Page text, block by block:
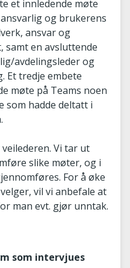
et innledende møte
og brukerens
ansvar og
samt en avsluttende
avdelingsleder og
Et tredje embete
møte på Teams noen
som hadde deltatt i
Vi tar ut
slike møter, og i
For å øke
vil vi anbefale at
man evt. gjør unntak.
som intervjues